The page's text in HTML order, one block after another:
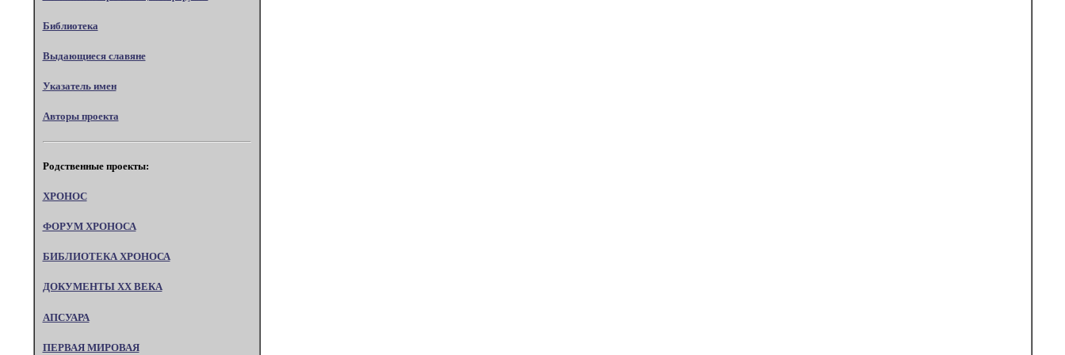
Библиотека
Выдающиеся славяне
Указатель имен
Авторы проекта
Родственные проекты:
ХРОНОС
ФОРУМ ХРОНОСА
БИБЛИОТЕКА ХРОНОСА
ДОКУМЕНТЫ XX ВЕКА
АПСУАРА
ПЕРВАЯ МИРОВАЯ